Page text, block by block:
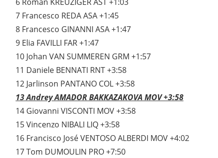
7 Francesco REDA ASA +1:45
8 Francesco GINANNI ASA +1:47
9 Elia FAVILLI FAR +1:47
10 Johan VAN SUMMEREN GRM +1:57
11 Daniele BENNATI RNT +3:58
12 Jarlinson PANTANO COL +3:58
13 Andrey AMADOR BAKKAZAKOVA MOV +3:58
14 Giovanni VISCONTI MOV +3:58
15 Vincenzo NIBALI LIQ +3:58
16 Francisco José VENTOSO ALBERDI MOV +4:02
17 Tom DUMOULIN PRO +7:50